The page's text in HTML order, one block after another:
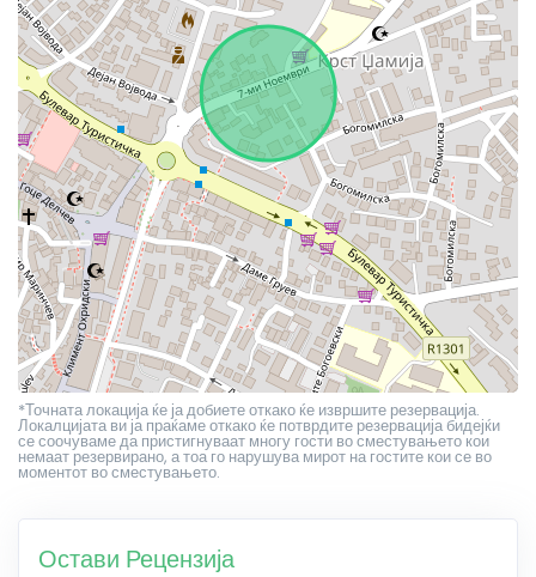
*Точната локација ќе ја добиете откако ќе извршите резервација.
Локалцијата ви ја праќаме откако ќе потврдите резервација бидејќи
се соочуваме да пристигнуваат многу гости во сместувањето кои
немаат резервирано, а тоа го нарушува мирот на гостите кои се во
моментот во сместувањето.
Остави Рецензија